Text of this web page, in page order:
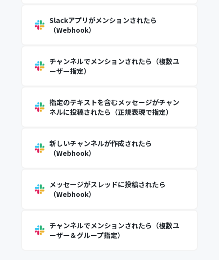
Slackアプリがメンションされたら
（Webhook）
チャンネルでメンションされたら（複数ユ
ーザー指定）
指定のテキストを含むメッセージがチャン
ネルに投稿されたら（正規表現で指定）
新しいチャンネルが作成されたら
（Webhook）
メッセージがスレッドに投稿されたら
（Webhook）
チャンネルでメンションされたら（複数ユ
ーザー＆グループ指定）